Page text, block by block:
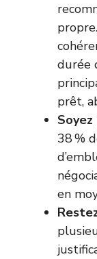
durée
prêt,
38 %
en